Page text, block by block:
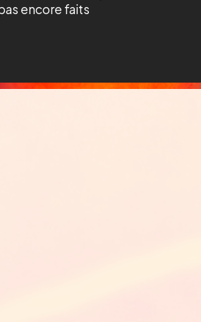
encore faits